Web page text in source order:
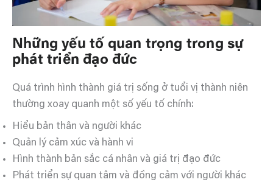
Những yếu tố quan trọng trong sự
phát triển đạo đức
Quá trình hình thành giá trị sống ở tuổi vị thành niên
thường xoay quanh một số yếu tố chính:
Hiểu bản thân và người khác
Quản lý cảm xúc và hành vi
Hình thành bản sắc cá nhân và giá trị đạo đức
Phát triển sự quan tâm và đồng cảm với người khác